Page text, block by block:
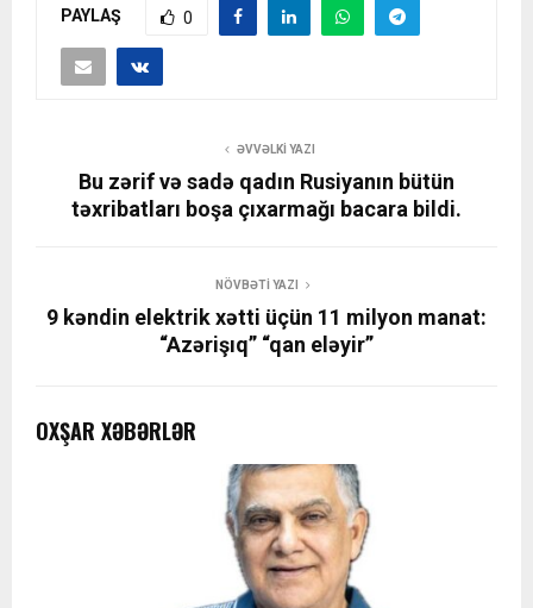
PAYLAŞ 0
ƏVVƏLKI YAZI
Bu zərif və sadə qadın Rusiyanın bütün
təxribatları boşa çıxarmağı bacara bildi.
NÖVBƏTI YAZI
9 kəndin elektrik xətti üçün 11 milyon manat:
“Azərişıq” “qan eləyir”
OXŞAR XƏBƏRLƏR